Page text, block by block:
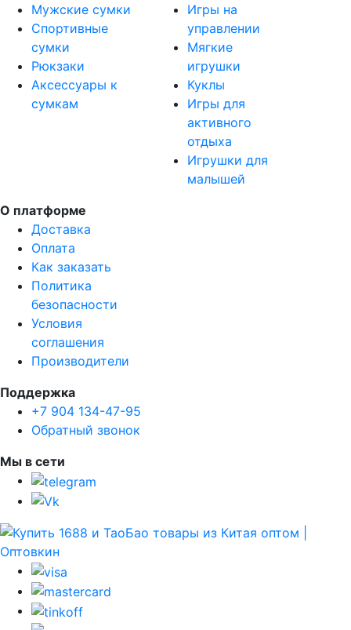
Мужские сумки
Спортивные
сумки
Рюкзаки
Аксессуары к
сумкам
Игры на
управлении
Мягкие
игрушки
Куклы
Игры для
активного
отдыха
Игрушки для
малышей
О платформе
Доставка
Оплата
Как заказать
Политика
безопасности
Условия
соглашения
Производители
Поддержка
+7 904 134-47-95
Обратный звонок
Мы в сети